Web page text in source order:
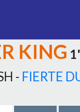
KING
- FIERTE